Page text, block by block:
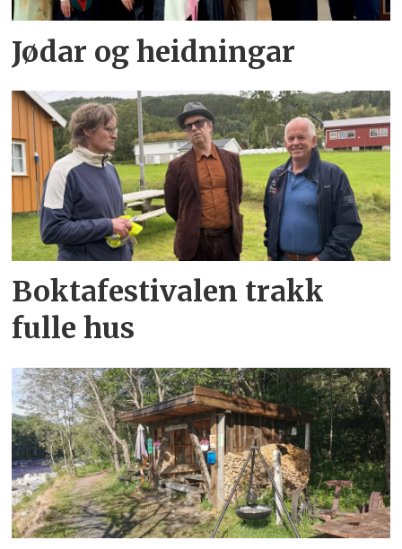
Jødar og heidningar
Boktafestivalen trakk
fulle hus